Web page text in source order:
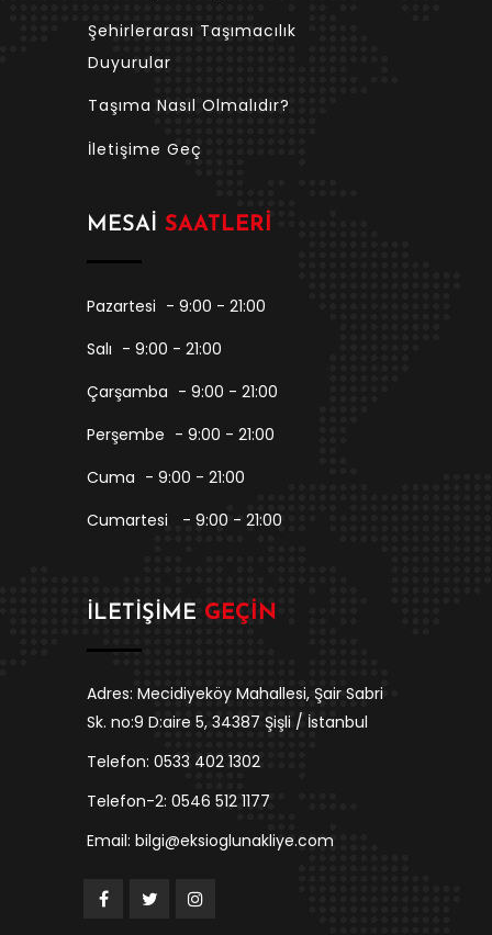
Şehirlerarası Taşımacılık
Duyurular
Taşıma Nasıl Olmalıdır?
İletişime Geç
MESAI SAATLERI
Pazartesi - 9:00 - 21:00
Salı - 9:00 - 21:00
Çarşamba - 9:00 - 21:00
Perşembe - 9:00 - 21:00
Cuma - 9:00 - 21:00
Cumartesi
- 9:00 - 21:00
İLETIŞIME GEÇIN
Adres: Mecidiyeköy Mahallesi, Şair Sabri
Sk. no:9 D:aire 5, 34387 Şişli / İstanbul
Telefon: 0533 402 1302
Telefon-2: 0546 512 1177
Email: bilgi@eksioglunakliye.com